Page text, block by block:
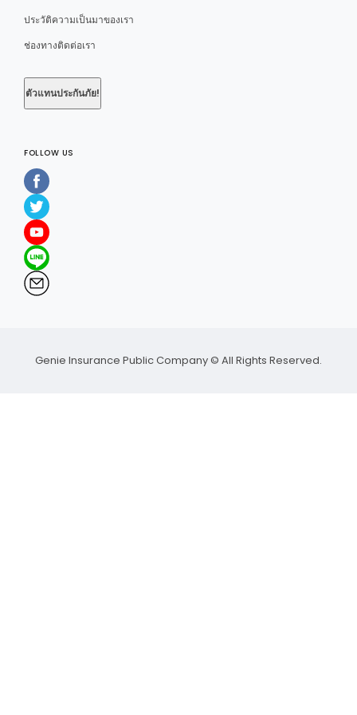
ประวัติความเป็นมาของเรา
ช่องทางติดต่อเรา
ตัวแทนประกันภัย!
FOLLOW US
Genie Insurance Public Company © All Rights Reserved.